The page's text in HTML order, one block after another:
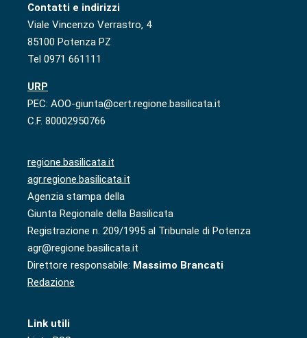
Contatti e indirizzi
Viale Vincenzo Verrastro, 4
85100 Potenza PZ
Tel 0971 661111
URP
PEC: AOO-giunta@cert.regione.basilicata.it
C.F. 80002950766
regione.basilicata.it
agr.regione.basilicata.it
Agenzia stampa della
Giunta Regionale della Basilicata
Registrazione n. 209/1995 al Tribunale di Potenza
agr@regione.basilicata.it
Direttore responsabile: Massimo Brancati
Redazione
Link utili